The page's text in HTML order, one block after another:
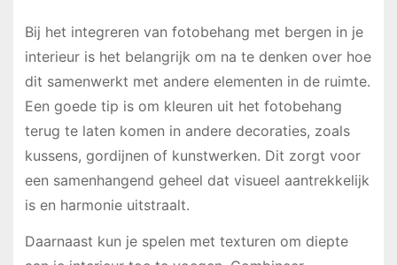
Bij het integreren van fotobehang met bergen in je
interieur is het belangrijk om na te denken over hoe
dit samenwerkt met andere elementen in de ruimte.
Een goede tip is om kleuren uit het fotobehang
terug te laten komen in andere decoraties, zoals
kussens, gordijnen of kunstwerken. Dit zorgt voor
een samenhangend geheel dat visueel aantrekkelijk
is en harmonie uitstraalt.
Daarnaast kun je spelen met texturen om diepte